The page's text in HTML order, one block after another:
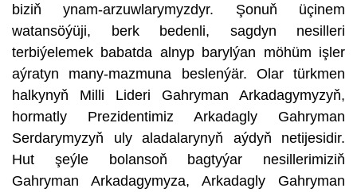
biziň ynam-arzuwlarymyzdyr. Şonuň üçinem
watansöýüji, berk bedenli, sagdyn nesilleri
terbiýelemek babatda alnyp barylýan möhüm işler
aýratyn many-mazmuna beslenýär. Olar türkmen
halkynyň Milli Lideri Gahryman Arkadagymyzyň,
hormatly Prezidentimiz Arkadagly Gahryman
Serdarymyzyň uly aladalarynyň aýdyň netijesidir.
Hut şeýle bolansoň bagtyýar nesillerimiziň
Gahryman Arkadagymyza, Arkadagly Gahryman